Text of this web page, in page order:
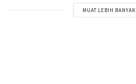
MUAT LEBIH BANYAK